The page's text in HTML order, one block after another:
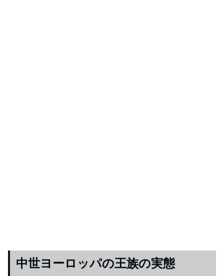
中世ヨーロッパの王族の実態